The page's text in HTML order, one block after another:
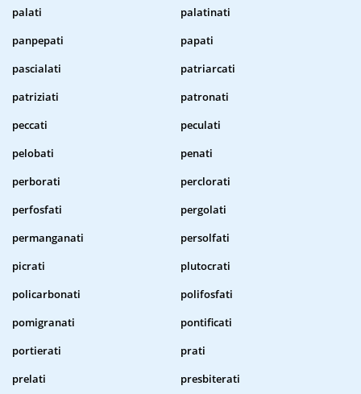
palati
palatinati
panpepati
papati
pascialati
patriarcati
patriziati
patronati
peccati
peculati
pelobati
penati
perborati
perclorati
perfosfati
pergolati
permanganati
persolfati
picrati
plutocrati
policarbonati
polifosfati
pomigranati
pontificati
portierati
prati
prelati
presbiterati